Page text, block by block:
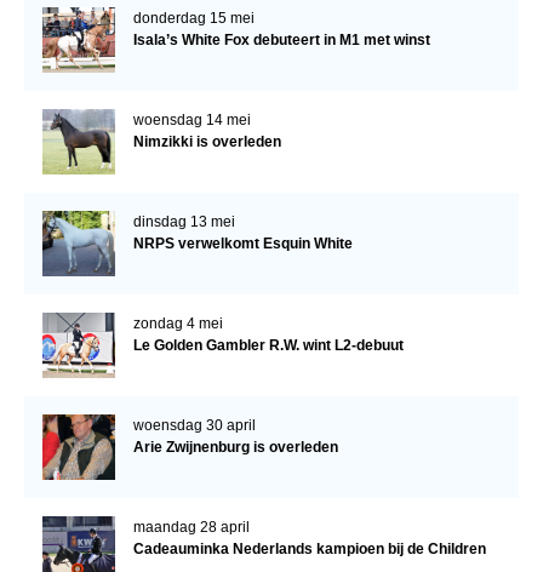
donderdag 15 mei
Isala’s White Fox debuteert in M1 met winst
woensdag 14 mei
Nimzikki is overleden
dinsdag 13 mei
NRPS verwelkomt Esquin White
zondag 4 mei
Le Golden Gambler R.W. wint L2-debuut
woensdag 30 april
Arie Zwijnenburg is overleden
maandag 28 april
Cadeauminka Nederlands kampioen bij de Children